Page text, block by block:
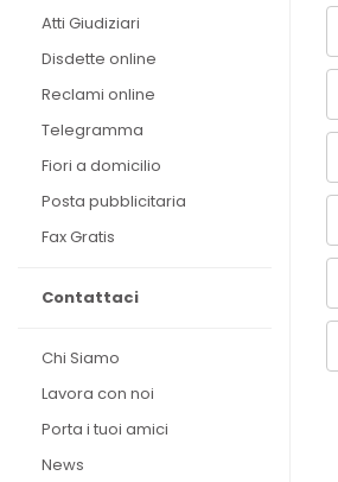
Atti Giudiziari
Disdette online
Reclami online
Telegramma
Fiori a domicilio
Posta pubblicitaria
Fax Gratis
Contattaci
Chi Siamo
Lavora con noi
Porta i tuoi amici
News